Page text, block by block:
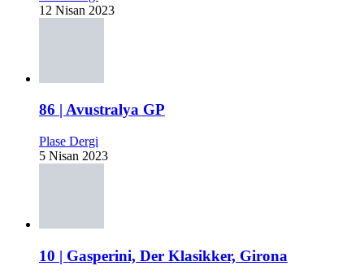
12 Nisan 2023
86 | Avustralya GP
Plase Dergi
5 Nisan 2023
10 | Gasperini, Der Klasikker, Girona